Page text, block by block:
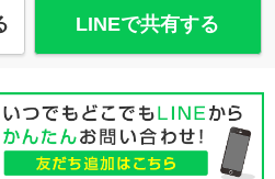
LINEで共有する